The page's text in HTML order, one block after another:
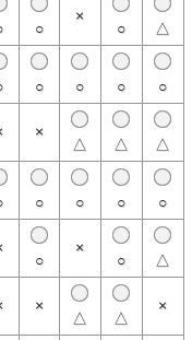
バスクシャツ。
ツは、オープンエンド
地を使用しており、カッ
材です。
んカジュアルな着こなし
にもよく映えます。
もよりますが、通常の家
買い求めの際はサイズ
○
×
○
△
○ ○ ○ ○
×
△
△ △
○ ○ ○ ○
○
×
○
△
×
△
△
×